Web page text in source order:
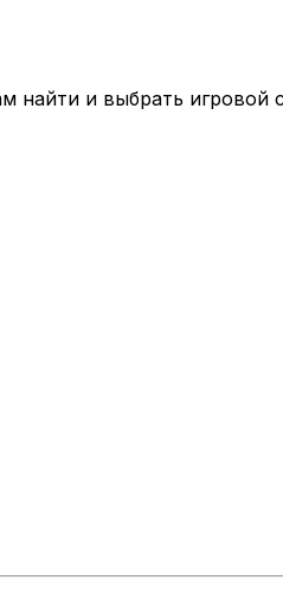
и выбрать игровой